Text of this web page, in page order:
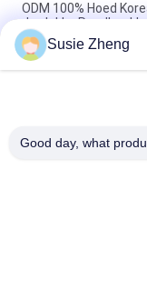
ODM 100% Hoed
de vlakke
De katoenen Vlakke
Gorras voor Mensen
Customized Design
Susie Zheng
Good day, what